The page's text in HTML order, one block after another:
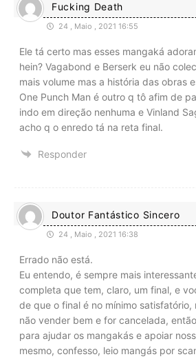
Fucking Death
24 , Maio , 2021 16:55
Ele tá certo mas esses mangaká
hein? Vagabond e Berserk eu não
mais volume mas a história das obras
One Punch Man é outro q tô afim de
indo em direção nenhuma e Vinland
acho q o enredo tá na reta final.
Responder
Doutor Fantástico Sincero
24 , Maio , 2021 16:38
Errado não está.
Eu entendo, é sempre mais
completa que tem, claro, um final, e
de que o final é no mínimo satisfatório,
não vender bem e for cancelada,
para ajudar os mangakás e apoiar
mesmo, confesso, leio mangás por